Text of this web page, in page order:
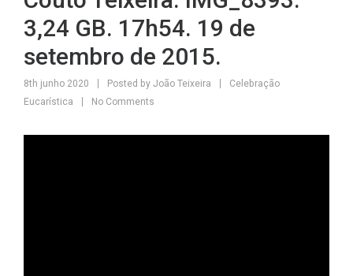
3,24 GB. 17h54. 19 de
setembro de 2015.
8th junho 2020 Posted by João Teixeira
Celebração
Eucarística
No Comments